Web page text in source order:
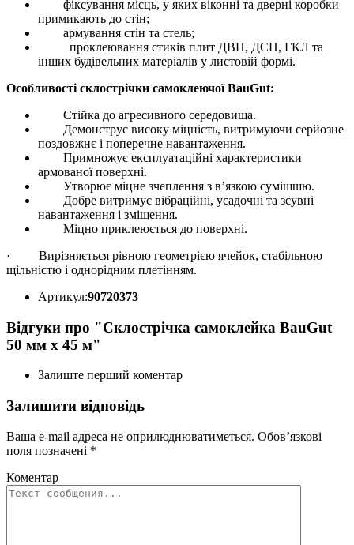
фіксування місць, у яких віконні та дверні коробки
примикають до стін;
армування стін та стель;
проклеювання стиків плит ДВП, ДСП, ГКЛ та
інших будівельних матеріалів у листовій формі.
Особливості склострічки самоклеючої BauGut:
Стійка до агресивного середовища.
Демонструє високу міцність, витримуючи серйозне
поздовжнє і поперечне навантаження.
Примножує експлуатаційні характеристики
армованої поверхні.
Утворює міцне зчеплення з в’язкою сумішшю.
Добре витримує вібраційні, усадочні та зсувні
навантаження і зміщення.
Міцно приклеюється до поверхні.
·
Вирізняється рівною геометрією ячейок, стабільною
щільністю і однорідним плетінням.
Артикул:90720373
Відгуки про "Склострічка самоклейка BauGut
50 мм x 45 м"
Залиште перший коментар
Залишити відповідь
Ваша e-mail адреса не оприлюднюватиметься. Обов’язкові
поля позначені *
Коментар